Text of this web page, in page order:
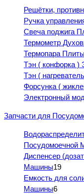
Решётки,
Ручка
Свеча поджига
Термометр
Термопара Плиты
Тэн ( конфорка )
Тэн (
Форсунка (
Электронный
Запчасти для
Посудомоечной
Диспенсер
Машины19
Емкость для
Машины6